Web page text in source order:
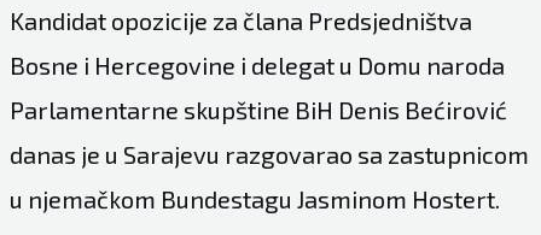
Kandidat opozicije za člana Predsjedništva
Bosne i Hercegovine i delegat u Domu naroda
Parlamentarne skupštine BiH Denis Bećirović
danas je u Sarajevu razgovarao sa zastupnicom
u njemačkom Bundestagu Jasminom Hostert.